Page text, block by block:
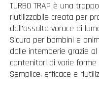
TURBO TRAP è una
riutilizzabile creata per
dall’assalto vorace di
Sicura per bambini e
dalle intemperie grazie
contenitori di varie
Semplice, efficace e